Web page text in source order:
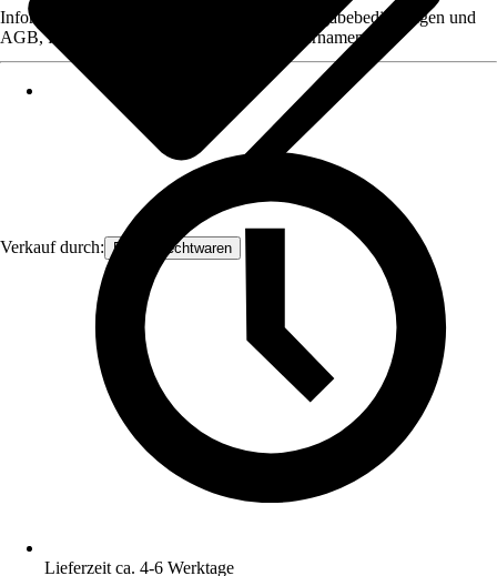
Verkauf durch: Frank Flechtwaren
Informationen des Verkäufers, wie z. B. Rückgabebedingungen und
AGB, finden Sie bei Klick auf den Verkäufernamen.
Lieferzeit ca. 4-6 Werktage